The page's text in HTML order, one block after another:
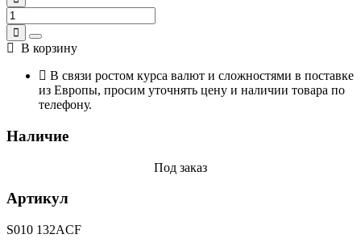
В корзину
В связи ростом курса валют и сложностями в поставке
из Европы, просим уточнять цену и наличии товара по
телефону.
Наличие
Под заказ
Артикул
S010 132ACF